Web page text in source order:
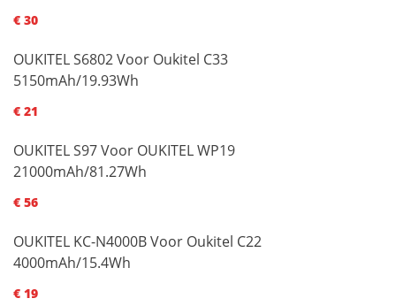
€ 30
OUKITEL S6802 Voor Oukitel C33
5150mAh/19.93Wh
€ 21
OUKITEL S97 Voor OUKITEL WP19
21000mAh/81.27Wh
€ 56
OUKITEL KC-N4000B Voor Oukitel C22
4000mAh/15.4Wh
€ 19